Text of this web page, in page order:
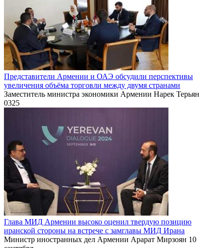
Представители Армении и ОАЭ обсудили перспективы
увеличения объёма торговли между двумя странами
Заместитель министра экономики Армении Нарек Терьян
0325
Глава МИД Армении высоко оценил твердую позицию
иранской стороны на встрече с замглавы МИД Ирана
Министр иностранных дел Армении Арарат Мирзоян 10